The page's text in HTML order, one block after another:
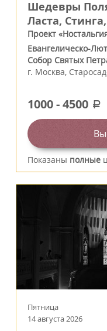
Шедевры
Ласта,
Проект
Евангелическо-
Собор Святых
г. Москва,
1000-4500 a
Показаны полные
Пятница
14 августа 2026